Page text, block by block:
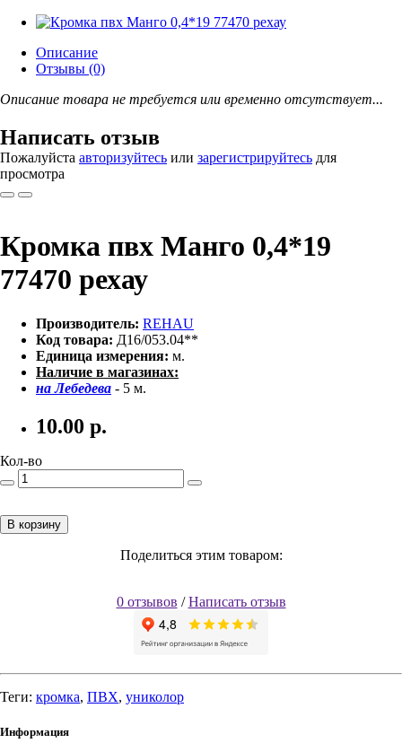
Описание
Отзывы (0)
Описание товара не требуется или временно отсутствует...
Написать отзыв
Пожалуйста авторизуйтесь или зарегистрируйтесь для
просмотра
Кромка пвх Манго 0,4*19
77470 рехау
Производитель: REHAU
Код товара: Д16/053.04**
Единица измерения: м.
Наличие в магазинах:
на Лебедева - 5 м.
10.00 р.
Кол-во
В корзину
Поделиться этим товаром:
0 отзывов /Написать отзыв
Теги: кромка, ПВХ, униколор
Информация